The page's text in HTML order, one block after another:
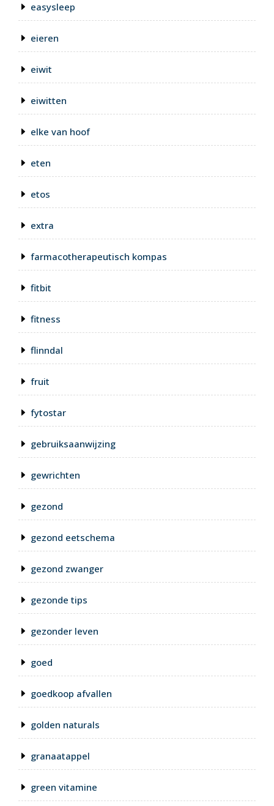
easysleep
eieren
eiwit
eiwitten
elke van hoof
eten
etos
extra
farmacotherapeutisch kompas
fitbit
fitness
flinndal
fruit
fytostar
gebruiksaanwijzing
gewrichten
gezond
gezond eetschema
gezond zwanger
gezonde tips
gezonder leven
goed
goedkoop afvallen
golden naturals
granaatappel
green vitamine